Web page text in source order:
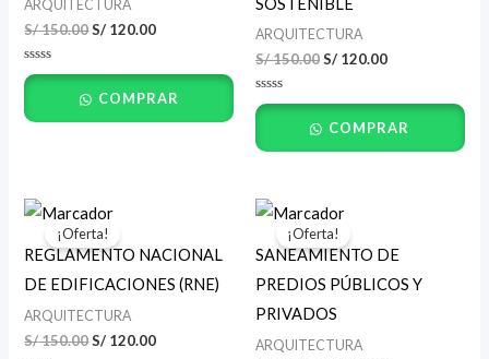
ARQUITECTURA
S/150.00S/ 120.00
Valorado
con
de
5
COMPRAR
ARQUITECTURA
S/150.00S/ 120.00
Valorado
con
de
5
COMPRAR
¡Oferta!
REGLAMENTO NACIONAL
DE EDIFICACIONES (RNE)
ARQUITECTURA
S/150.00
El
precio
original
era:
S/ 150.00.
S/ 120.00
es:
S/ 120.00.
¡Oferta!
SANEAMIENTO DE
PREDIOS PÚBLICOS Y
PRIVADOS
ARQUITECTURA
El
precio
original
era:
S/ 150.00.
es:
S/ 120.00.